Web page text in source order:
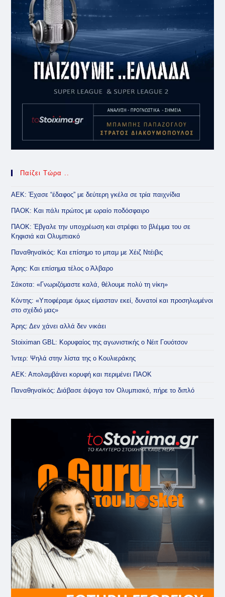
Παίζει Τώρα ..
ΑΕΚ: Έχασε “έδαφος” με δεύτερη γκέλα σε τρία παιχνίδια
ΠΑΟΚ: Και πάλι πρώτος με ωραίο ποδόσφαιρο
ΠΑΟΚ: Έβγαλε την υποχρέωση και στρέφει το βλέμμα του σε
Κηφισιά και Ολυμπιακό
Παναθηναϊκός: Και επίσημο το μπαμ με Χέιζ Ντέιβις
Άρης: Και επίσημα τέλος ο Άλβαρο
Σάκοτα: «Γνωριζόμαστε καλά, θέλουμε πολύ τη νίκη»
Κόντης: «Υποφέραμε όμως είμασταν εκεί, δυνατοί και προσηλωμένοι
στο σχέδιό μας»
Άρης: Δεν χάνει αλλά δεν νικάει
Stoiximan GBL: Κορυφαίος της αγωνιστικής ο Νέιτ Γουότσον
Ίντερ: Ψηλά στην λίστα της ο Κουλιεράκης
ΑΕΚ: Απολαμβάνει κορυφή και περιμένει ΠΑΟΚ
Παναθηναϊκός: Διάβασε άψογα τον Ολυμπιακό, πήρε το διπλό